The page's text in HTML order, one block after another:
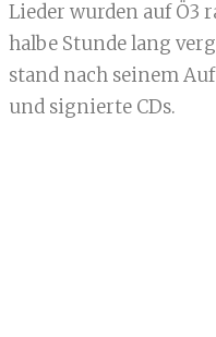
Lieder wurden auf Ö3
halbe Stunde lang
stand nach seinem
und signierte CDs.